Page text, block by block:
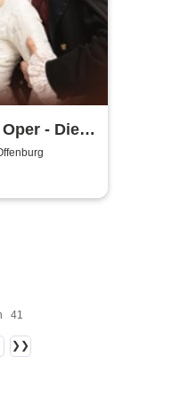
- Die
von
41
❯❯